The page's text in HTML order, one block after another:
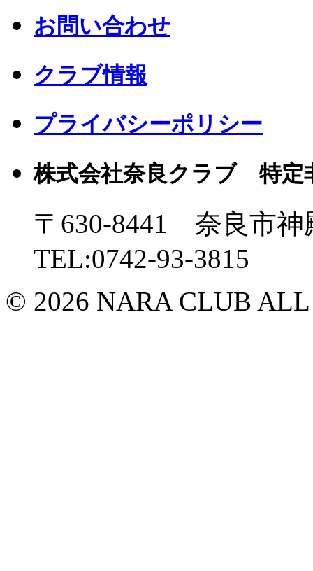
お問い合わせ
クラブ情報
プライバシーポリシー
株式会社奈良クラブ 特定
〒630-8441 奈良市
TEL:0742-93-3815
© 2026 NARA CLUB ALL